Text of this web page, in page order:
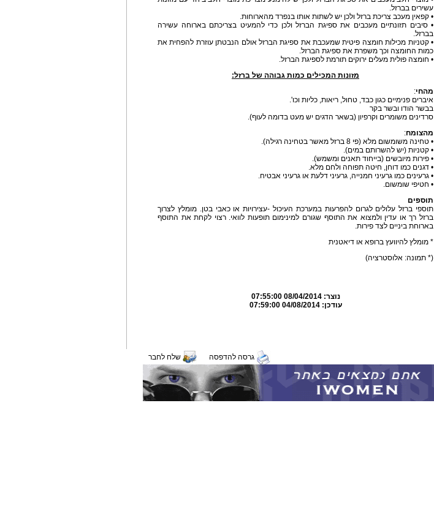
עשירים בברזל.
• קפאין מעכב צריכת ברזל ולכן יש לשתות אותו בנפרד מהארוחות.
• סיבים תזונתיים מעכבים את ספיגת הברזל ולכן כדי להמעיט בצריכתם בארוחה עשירה
בברזל.
• קטניות מכילות חומצה פיטית שמעכבת את ספיגת הברזל אולם הנבטתן עוזרת להפחית את
כמות החומצה וכך משפרת את ספיגת הברזל.
• חומצה פולית מעלים ירוקים תורמת לספיגת הברזל.
מזונות המכילים כמות גבוהה של ברזל:
מהחי:
איברים פנימיים כגון כבד, טחול, ריאות, כליות וכו'.
בבשר הודו ובשר בקר
סרדינים משומרים וקרפיון (בשאר הדגים יש מעט בדומה לעוף).
מהצומח:
• טחינה משומשום מלא (פי 8 ברזל מאשר בטחינה רגילה).
• קטניות (יש להשרותם במים).
• פירות מיובשים (בייחוד תאנים ומשמש).
• דגנים כמו דוחן, חיטה תפוחה ולחם מלא.
• גרעינים כמו גרעיני חמנייה, גרעיני דלעת או גרעיני אבטיח.
• חטיפי שומשום.
תוספים
תוספי ברזל עלולים לגרום להפרעות במערכת העיכול -עצירויות או כאבי בטן. מומלץ לצרוך
ברזל רך או עדין ולמצוא את התוסף שגורם למינימום תופעות לוואי. רצוי לקחת את התוסף
בארוחת ביניים לצד פירות.
* מומלץ להיוועץ ברופא או דיאטנית
(* תמונה: אלוסטרציה)
נוצר:08/04/2014 07:55:00
עודכן:04/08/2014 07:59:00
גרסה להדפסה שלח לחבר